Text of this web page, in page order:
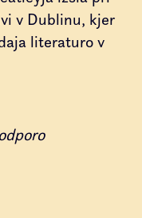
v Dublinu, kjer
literaturo v